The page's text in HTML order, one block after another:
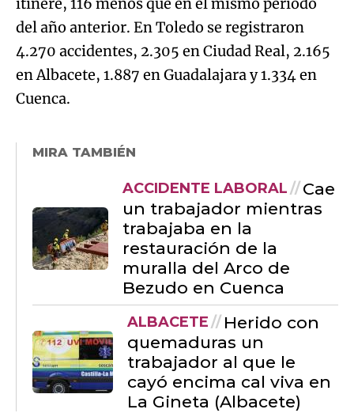
itinere, 116 menos que en el mismo periodo
del año anterior. En Toledo se registraron
4.270 accidentes, 2.305 en Ciudad Real, 2.165
en Albacete, 1.887 en Guadalajara y 1.334 en
Cuenca.
MIRA TAMBIÉN
ACCIDENTE LABORAL
Cae
un trabajador mientras
trabajaba en la
restauración de la
muralla del Arco de
Bezudo en Cuenca
ALBACETE
Herido con
quemaduras un
trabajador al que le
cayó encima cal viva en
La Gineta (Albacete)